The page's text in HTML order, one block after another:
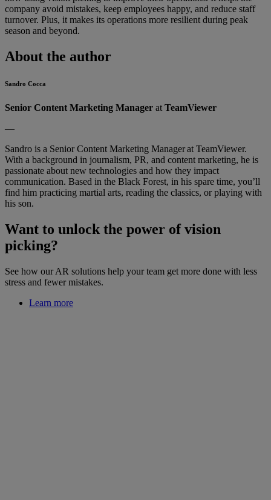
company avoid mistakes, keep employees happy, and reduce staff
turnover. Plus, it makes its operations more resilient during peak
season and beyond.
About the author
Sandro Cocca
Senior Content Marketing Manager at TeamViewer
—
Sandro is a Senior Content Marketing Manager at TeamViewer.
With a background in journalism, PR, and content marketing, he is
passionate about new technologies and how they impact
communication. Based in the Black Forest, in his spare time, you’ll
find him practicing martial arts, reading the classics, or playing with
his son.
Want to unlock the power of vision
picking?
See how our AR solutions help your team get more done with less
stress and fewer mistakes.
Learn more